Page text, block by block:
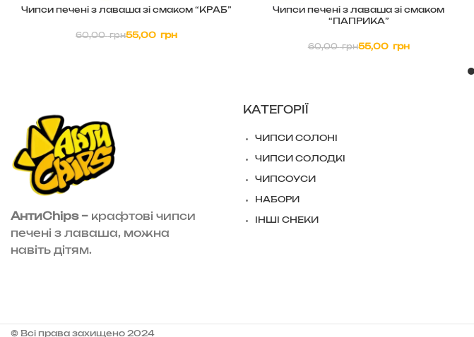
Чипси печені з лаваша зі смаком “КРАБ”
60,00грн55,00 грн
Чипси печені з лаваша зі смаком
“ПАПРИКА”
60,00грн55,00 грн
АнтиChips – крафтові чипси
печені з лаваша, можна
навіть дітям.
КАТЕГОРІЇ
ЧИПСИ СОЛОНІ
ЧИПСИ СОЛОДКІ
ЧИПСОУСИ
НАБОРИ
ІНШІ СНЕКИ
© Всі права захищено 2024